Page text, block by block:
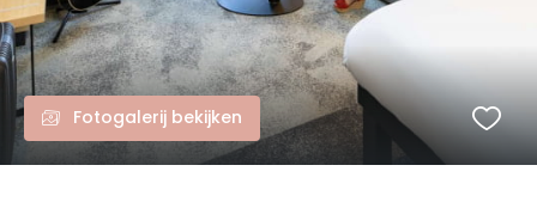
Fotogalerij bekijken